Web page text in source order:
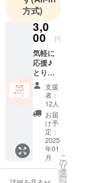
設”陣屋関ヶ
原宇喜多の
陣”を関ケ原
にオープン
し現在に至
る。
方式)
3,0
00 円
気軽に
応援♪
とりあ
えず応
援だけ
したい
支援者
様向
け。 感
謝の気
持ちを
込め
て、お
礼の
支援
者：
12人
お届
け予
定：
2025
年01
月
こ
の
リ
タ
ー